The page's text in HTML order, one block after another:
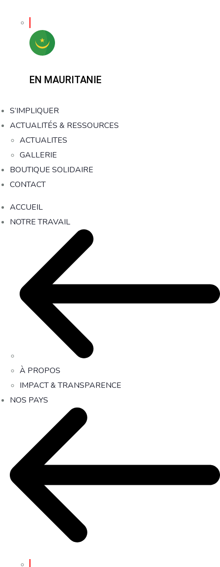
EN MAURITANIE
S’IMPLIQUER
ACTUALITÉS & RESSOURCES
ACTUALITES
GALLERIE
BOUTIQUE SOLIDAIRE
CONTACT
ACCUEIL
NOTRE TRAVAIL
À PROPOS
IMPACT & TRANSPARENCE
NOS PAYS